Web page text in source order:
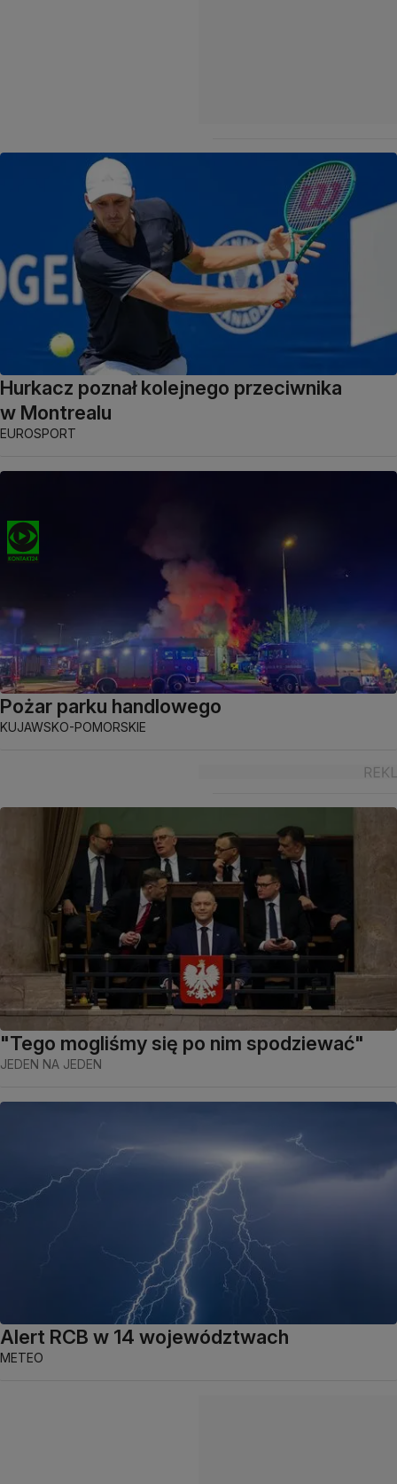
Hurkacz poznał kolejnego przeciwnika
w Montrealu
EUROSPORT
Pożar parku handlowego
KUJAWSKO-POMORSKIE
"Tego mogliśmy się po nim spodziewać"
JEDEN NA JEDEN
Alert RCB w 14 województwach
METEO